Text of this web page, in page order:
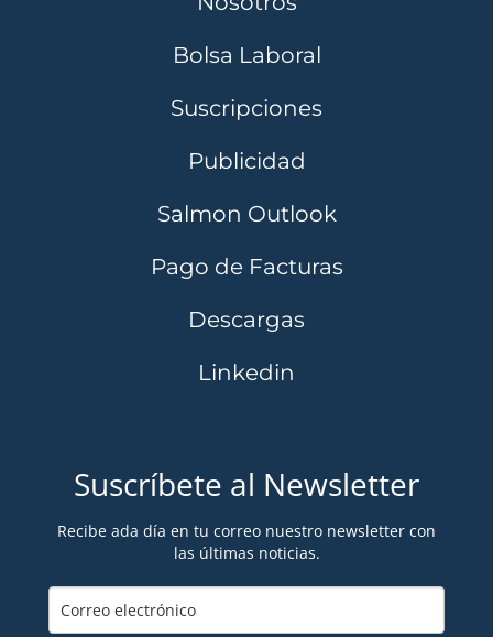
Bolsa Laboral
Suscripciones
Publicidad
Salmon Outlook
Pago de Facturas
Descargas
Linkedin
Suscríbete al Newsletter
Recibe ada día en tu correo nuestro newsletter con
las últimas noticias.